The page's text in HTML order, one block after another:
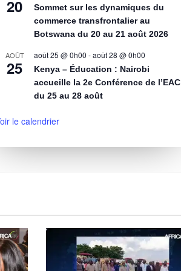
20
Sommet sur les dynamiques du
commerce transfrontalier au
Botswana du 20 au 21 août 2026
AOÛT
25
août 25 @ 0h00 -août 28 @ 0h00
Kenya – Éducation : Nairobi
accueille la 2e Conférence de l’EAC
du 25 au 28 août
le calendrier